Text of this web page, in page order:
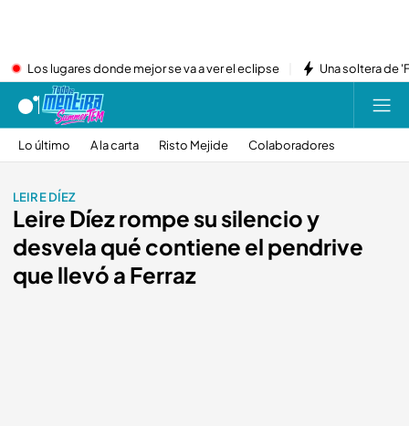
Los lugares donde mejor se va a ver el eclipse Una soltera de
Lo último A la carta Risto Mejide Colaboradores
LEIRE DÍEZ
Leire Díez rompe su silencio y
desvela qué contiene el pendrive
que llevó a Ferraz